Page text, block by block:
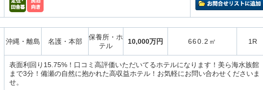
沖縄・離島 名護・本部
保養所・ホ
テル
10,000万円 660.2㎡ 1R
表面利回り15.75%！口コミ高評価いただいてるホテルになります！美ら海水族館
まで3分！備瀬の自然に抱かれた高収益ホテル！お気軽にお問い合わせくださいま
せ。